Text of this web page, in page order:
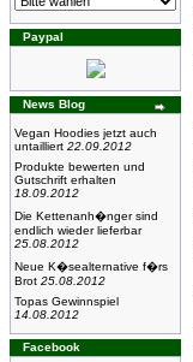
Paypal
News Blog
Vegan Hoodies jetzt auch
untailliert 22.09.2012
Produkte bewerten und
Gutschrift erhalten
18.09.2012
Die Kettenanh�nger sind
endlich wieder lieferbar
25.08.2012
Neue K�sealternative f�rs
Brot 25.08.2012
Topas Gewinnspiel
14.08.2012
Facebook